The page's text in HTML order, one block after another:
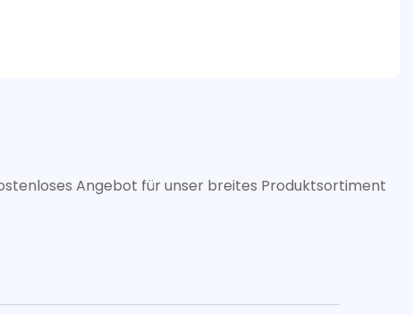
Angebot für unser breites Produktsortiment